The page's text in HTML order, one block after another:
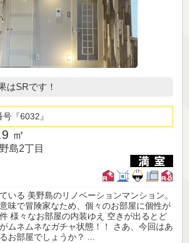
はSRです！
号 6032
㎡
島2丁目
いる 美野島のリノベーションマンション。
味で冒険家なため、個々のお部屋に個性が
様々なお部屋の内装ゆえ 空きが出るとど
ムネムネなガチャ状態！！ さあ、今回はあ
お部屋でしょうか？ ...